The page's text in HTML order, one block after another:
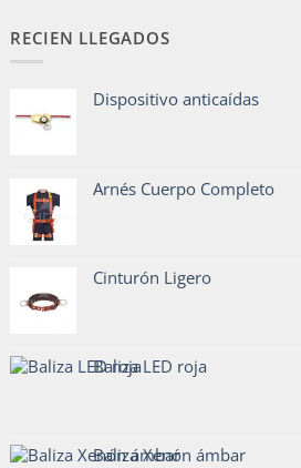
RECIEN LLEGADOS
Dispositivo anticaídas
Arnés Cuerpo Completo
Cinturón Ligero
Baliza LED roja
Baliza Xenón ámbar